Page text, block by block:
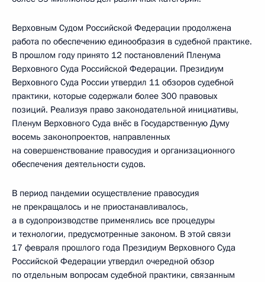
Верховным Судом Российской Федерации продолжена
работа по обеспечению единообразия в судебной практике.
В прошлом году принято 12 постановлений Пленума
Верховного Суда Российской Федерации. Президиум
Верховного Суда России утвердил 11 обзоров судебной
практики, которые содержали более 300 правовых
позиций. Реализуя право законодательной инициативы,
Пленум Верховного Суда внёс в Государственную Думу
восемь законопроектов, направленных
на совершенствование правосудия и организационного
обеспечения деятельности судов.
В период пандемии осуществление правосудия
не прекращалось и не приостанавливалось,
а в судопроизводстве применялись все процедуры
и технологии, предусмотренные законом. В этой связи
17 февраля прошлого года Президиум Верховного Суда
Российской Федерации утвердил очередной обзор
по отдельным вопросам судебной практики, связанным